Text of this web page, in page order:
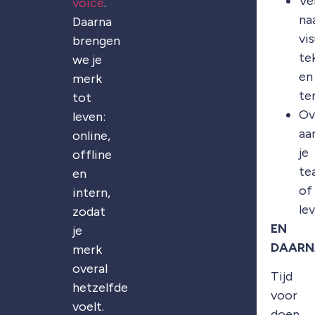
Daarna
brengen
we je
merk
tot
leven:
online,
offline
en
intern,
zodat
je
merk
overal
hetzelfde
voelt.
en
je
of
EN
Tijd
voor